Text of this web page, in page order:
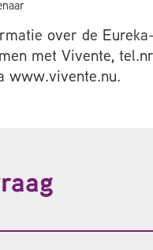
over de
met Vivente,
www.vivente.nu.